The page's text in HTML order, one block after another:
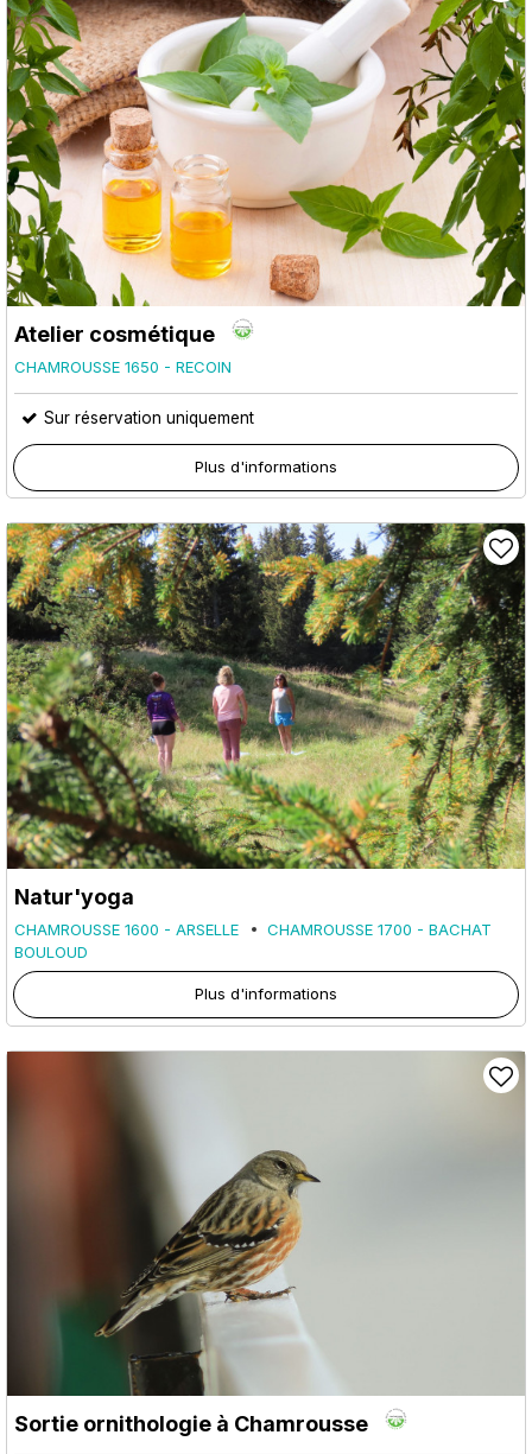
Atelier cosmétique
CHAMROUSSE 1650 - RECOIN
Sur réservation uniquement
Plus d'informations
Natur'yoga
CHAMROUSSE 1600 - ARSELLE
CHAMROUSSE 1700 - BACHAT
BOULOUD
Plus d'informations
Sortie ornithologie à Chamrousse